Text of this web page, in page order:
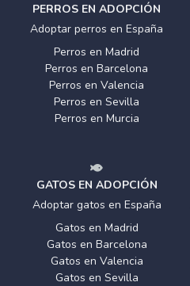
PERROS EN ADOPCIÓN
Adoptar perros en España
Perros en Madrid
Perros en Barcelona
Perros en Valencia
Perros en Sevilla
Perros en Murcia
GATOS EN ADOPCIÓN
Adoptar gatos en España
Gatos en Madrid
Gatos en Barcelona
Gatos en Valencia
Gatos en Sevilla